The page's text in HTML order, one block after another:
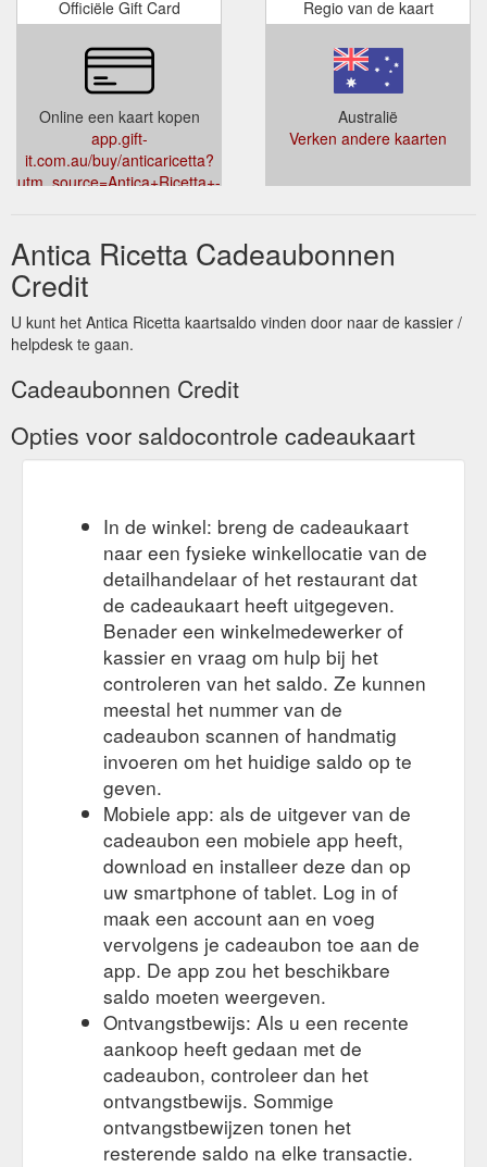
Officiële Gift Card
Online een kaart kopen
app.gift-
it.com.au/buy/anticaricetta?
utm_source=Antica+Ricetta+-
+Giftit
Regio van de kaart
Australië
Verken andere kaarten
Antica Ricetta Cadeaubonnen
Credit
U kunt het Antica Ricetta kaartsaldo vinden door naar de kassier /
helpdesk te gaan.
Cadeaubonnen Credit
Opties voor saldocontrole cadeaukaart
In de winkel: breng de cadeaukaart
naar een fysieke winkellocatie van de
detailhandelaar of het restaurant dat
de cadeaukaart heeft uitgegeven.
Benader een winkelmedewerker of
kassier en vraag om hulp bij het
controleren van het saldo. Ze kunnen
meestal het nummer van de
cadeaubon scannen of handmatig
invoeren om het huidige saldo op te
geven.
Mobiele app: als de uitgever van de
cadeaubon een mobiele app heeft,
download en installeer deze dan op
uw smartphone of tablet. Log in of
maak een account aan en voeg
vervolgens je cadeaubon toe aan de
app. De app zou het beschikbare
saldo moeten weergeven.
Ontvangstbewijs: Als u een recente
aankoop heeft gedaan met de
cadeaubon, controleer dan het
ontvangstbewijs. Sommige
ontvangstbewijzen tonen het
resterende saldo na elke transactie.